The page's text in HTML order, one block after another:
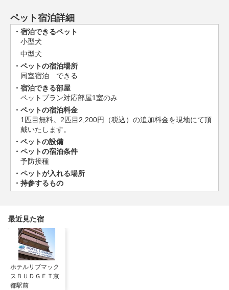
ペット宿泊詳細
宿泊できるペット
小型犬
中型犬
ペットの宿泊場所
同室宿泊 できる
宿泊できる部屋
ペットプラン対応部屋1室のみ
ペットの宿泊料金
1匹目無料。2匹目2,200円（税込）の追加料金を現地にて頂
戴いたします。
ペットの設備
ペットの宿泊条件
予防接種
ペットが入れる場所
持参するもの
最近見た宿
ホテルリブマック
スＢＵＤＧＥＴ京
都駅前